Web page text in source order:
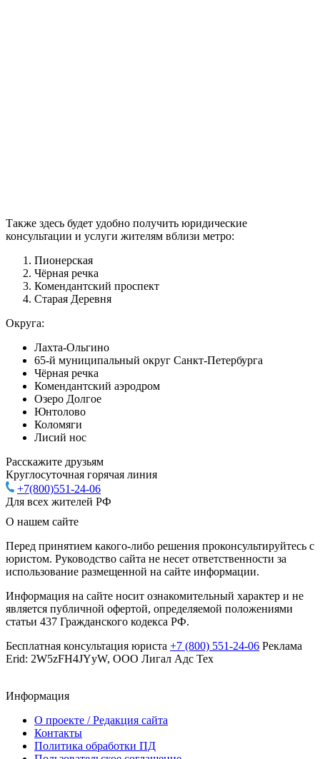
Также здесь будет удобно получить юридические
консультации и услуги жителям вблизи метро:
Пионерская
Чёрная речка
Комендантский проспект
Старая Деревня
Округа:
Лахта-Ольгино
65-й муниципальный округ Санкт-Петербурга
Чёрная речка
Комендантский аэродром
Озеро Долгое
Юнтолово
Коломяги
Лисий нос
Расскажите друзьям
Круглосуточная горячая линия
+7(800)551-24-06
Для всех жителей РФ
О нашем сайте
Перед принятием какого-либо решения проконсультируйтесь с
юристом. Руководство сайта не несет ответственности за
использование размещенной на сайте информации.
Информация на сайте носит ознакомительный характер и не
является публичной офертой, определяемой положениями
статьи 437 Гражданского кодекса РФ.
Бесплатная консультация юриста +7 (800) 551-24-06 Реклама
Erid: 2W5zFH4JYyW, ООО Лигал Адс Тех
Информация
О проекте / Редакция сайта
Контакты
Политика обработки ПД